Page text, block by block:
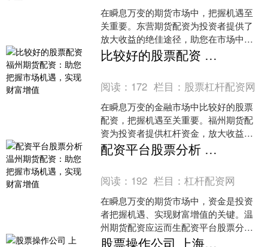
在瞬息万变的期货市场中，把握机遇至
关重要。东营期货配资为投资者提供了
放大收益的绝佳途径，助您在市场中占
据优势。 * 配资可以放大投资收益，在市
场行情好的情况下，....
比较好的股票配资 福州期货配资：助您把握市场机遇，实现财富增值
阅读： 172 栏目： 股票杠杆配资网
在瞬息万变的金融市场中比较好的股票
配资，把握机遇至关重要。福州期货配
资为投资者提供杠杆资金，放大收益空
间，助您实现财富增值。 首先，正规股
票配资官网具备合法资质....
配资平台股票分析 温州期货配资：助您把握市场机遇，实现财富增值
阅读： 192 栏目：杠杆配资网
在瞬息万变的期货市场中，资金是投资
者把握机遇、实现财富增值的关键。温
州期货配资应运而生配资平台股票分
析，为投资者提供杠杆资金，助力其放
股票操作公司 上海期货配资：开启财富增值新篇章